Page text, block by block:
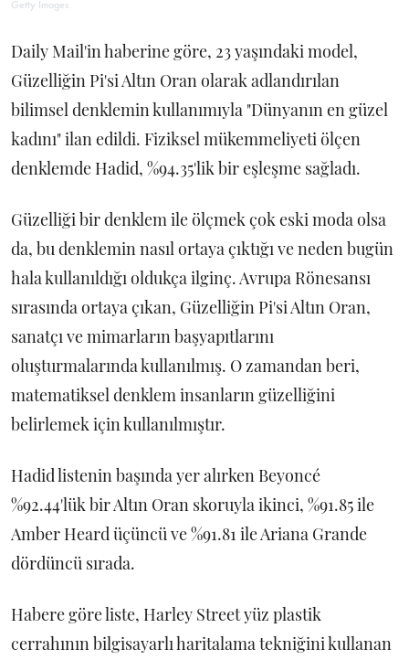
Getty Images
Daily Mail'in haberine göre, 23 yaşındaki model,
Güzelliğin Pi'si Altın Oran olarak adlandırılan
bilimsel denklemin kullanımıyla "Dünyanın en güzel
kadını" ilan edildi. Fiziksel mükemmeliyeti ölçen
denklemde Hadid, %94.35'lik bir eşleşme sağladı.
Güzelliği bir denklem ile ölçmek çok eski moda olsa
da, bu denklemin nasıl ortaya çıktığı ve neden bugün
hala kullanıldığı oldukça ilginç. Avrupa Rönesansı
sırasında ortaya çıkan, Güzelliğin Pi'si Altın Oran,
sanatçı ve mimarların başyapıtlarını
oluşturmalarında kullanılmış. O zamandan beri,
matematiksel denklem insanların güzelliğini
belirlemek için kullanılmıştır.
Hadid listenin başında yer alırken Beyoncé
%92.44'lük bir Altın Oran skoruyla ikinci, %91.85 ile
Amber Heard üçüncü ve %91.81 ile Ariana Grande
dördüncü sırada.
Habere göre liste, Harley Street yüz plastik
cerrahının bilgisayarlı haritalama tekniğini kullanan